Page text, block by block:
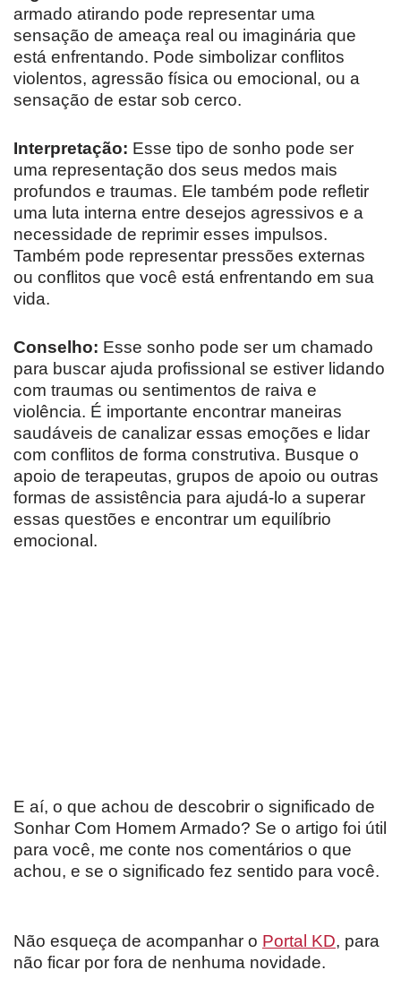
armado atirando pode representar uma
sensação de ameaça real ou imaginária que
está enfrentando. Pode simbolizar conflitos
violentos, agressão física ou emocional, ou a
sensação de estar sob cerco.
Interpretação: Esse tipo de sonho pode ser
uma representação dos seus medos mais
profundos e traumas. Ele também pode refletir
uma luta interna entre desejos agressivos e a
necessidade de reprimir esses impulsos.
Também pode representar pressões externas
ou conflitos que você está enfrentando em sua
vida.
Conselho: Esse sonho pode ser um chamado
para buscar ajuda profissional se estiver lidando
com traumas ou sentimentos de raiva e
violência. É importante encontrar maneiras
saudáveis ​​de canalizar essas emoções e lidar
com conflitos de forma construtiva. Busque o
apoio de terapeutas, grupos de apoio ou outras
formas de assistência para ajudá-lo a superar
essas questões e encontrar um equilíbrio
emocional.
E aí, o que achou de descobrir o significado de
Sonhar Com Homem Armado? Se o artigo foi útil
para você, me conte nos comentários o que
achou, e se o significado fez sentido para você.
Não esqueça de acompanhar o Portal KD, para
não ficar por fora de nenhuma novidade.